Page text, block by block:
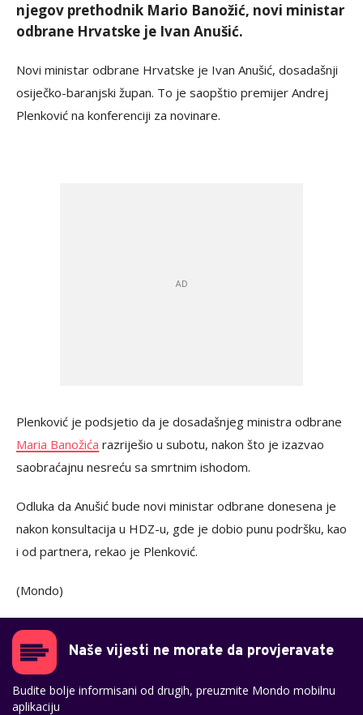
njegov prethodnik Mario Banožić, novi ministar
odbrane Hrvatske je Ivan Anušić.
Novi ministar odbrane Hrvatske je Ivan Anušić, dosadašnji
osiječko-baranjski župan. To je saopštio premijer Andrej
Plenković na konferenciji za novinare.
Plenković je podsjetio da je dosadašnjeg ministra odbrane
Maria Banožića razriješio u subotu, nakon što je izazvao
saobraćajnu nesreću sa smrtnim ishodom.
Odluka da Anušić bude novi ministar odbrane donesena je
nakon konsultacija u HDZ-u, gde je dobio punu podršku, kao
i od partnera, rekao je Plenković.
(Mondo)
Naše vijesti ne morate da provjeravate
Budite bolje informisani od drugih, preuzmite Mondo mobilnu
aplikaciju